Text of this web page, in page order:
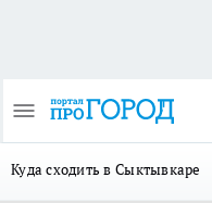
Куда сходить в Сыктывкаре